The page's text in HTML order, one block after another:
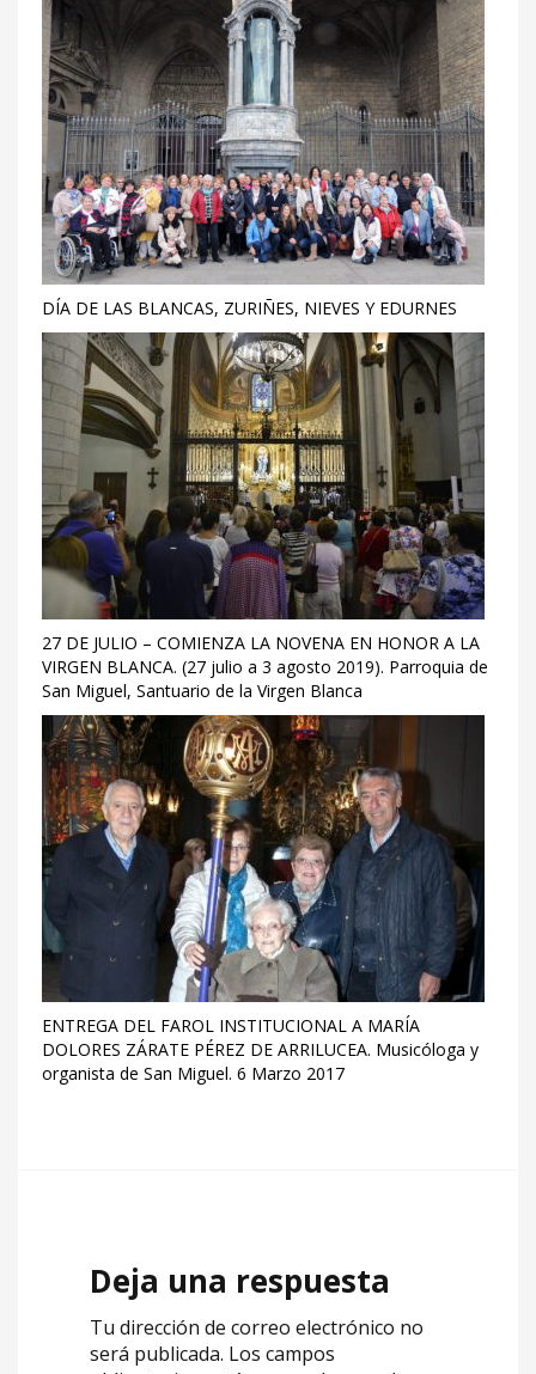
DÍA DE LAS BLANCAS, ZURIÑES, NIEVES Y EDURNES
27 DE JULIO – COMIENZA LA NOVENA EN HONOR A LA
VIRGEN BLANCA. (27 julio a 3 agosto 2019). Parroquia de
San Miguel, Santuario de la Virgen Blanca
ENTREGA DEL FAROL INSTITUCIONAL A MARÍA
DOLORES ZÁRATE PÉREZ DE ARRILUCEA. Musicóloga y
organista de San Miguel. 6 Marzo 2017
Deja una respuesta
Tu dirección de correo electrónico no
será publicada. Los campos